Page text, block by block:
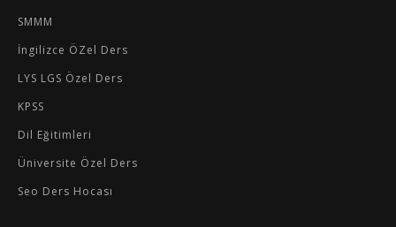
SMMM
İngilizce ÖZel Ders
LYS LGS Özel Ders
KPSS
Dil Eğitimleri
Üniversite Özel Ders
Seo Ders Hocası